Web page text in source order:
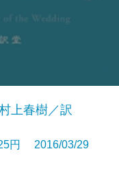
上春樹／訳
円 2016/03/29